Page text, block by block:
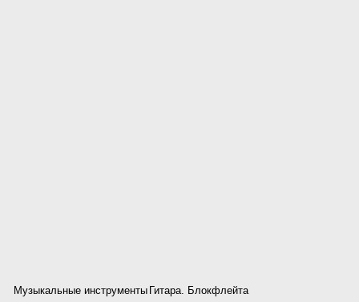
Музыкальные инструменты Гитара. Блокфлейта